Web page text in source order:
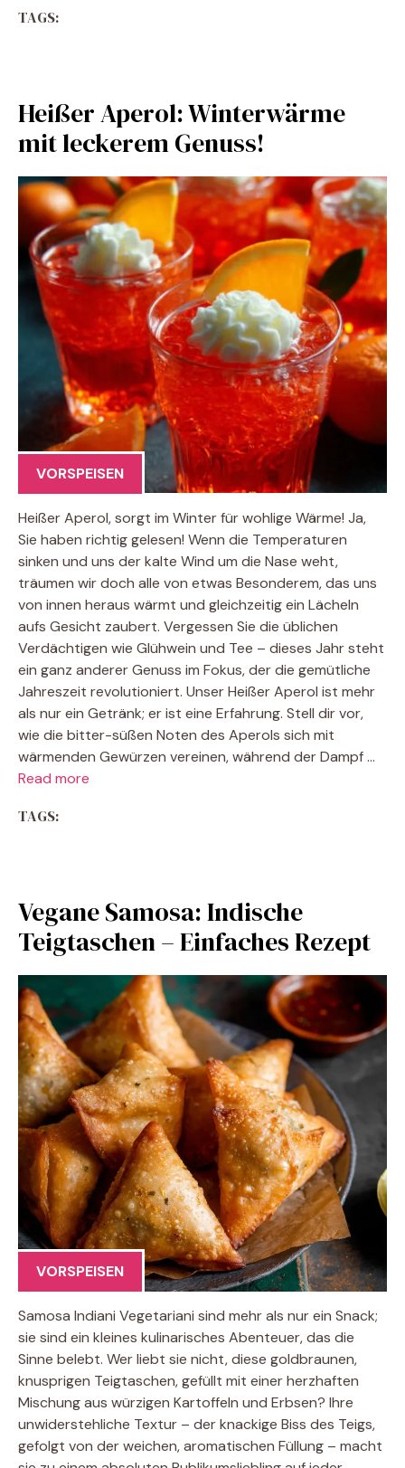
TAGS:
Heißer Aperol: Winterwärme
mit leckerem Genuss!
VORSPEISEN
Heißer Aperol, sorgt im Winter für wohlige Wärme! Ja,
Sie haben richtig gelesen! Wenn die Temperaturen
sinken und uns der kalte Wind um die Nase weht,
träumen wir doch alle von etwas Besonderem, das uns
von innen heraus wärmt und gleichzeitig ein Lächeln
aufs Gesicht zaubert. Vergessen Sie die üblichen
Verdächtigen wie Glühwein und Tee – dieses Jahr steht
ein ganz anderer Genuss im Fokus, der die gemütliche
Jahreszeit revolutioniert. Unser Heißer Aperol ist mehr
als nur ein Getränk; er ist eine Erfahrung. Stell dir vor,
wie die bitter-süßen Noten des Aperols sich mit
wärmenden Gewürzen vereinen, während der Dampf …
Read more
TAGS:
Vegane Samosa: Indische
Teigtaschen – Einfaches Rezept
VORSPEISEN
Samosa Indiani Vegetariani sind mehr als nur ein Snack;
sie sind ein kleines kulinarisches Abenteuer, das die
Sinne belebt. Wer liebt sie nicht, diese goldbraunen,
knusprigen Teigtaschen, gefüllt mit einer herzhaften
Mischung aus würzigen Kartoffeln und Erbsen? Ihre
unwiderstehliche Textur – der knackige Biss des Teigs,
gefolgt von der weichen, aromatischen Füllung – macht